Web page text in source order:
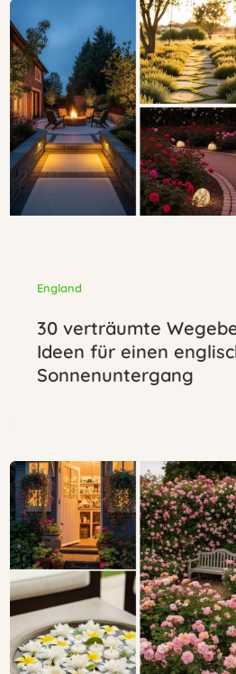
England
30 verträumte
Ideen für einen
Sonnenuntergang